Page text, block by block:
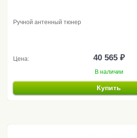
Ручной антенный тюнер
Цена: 40 565 ₽
В наличии
Купить